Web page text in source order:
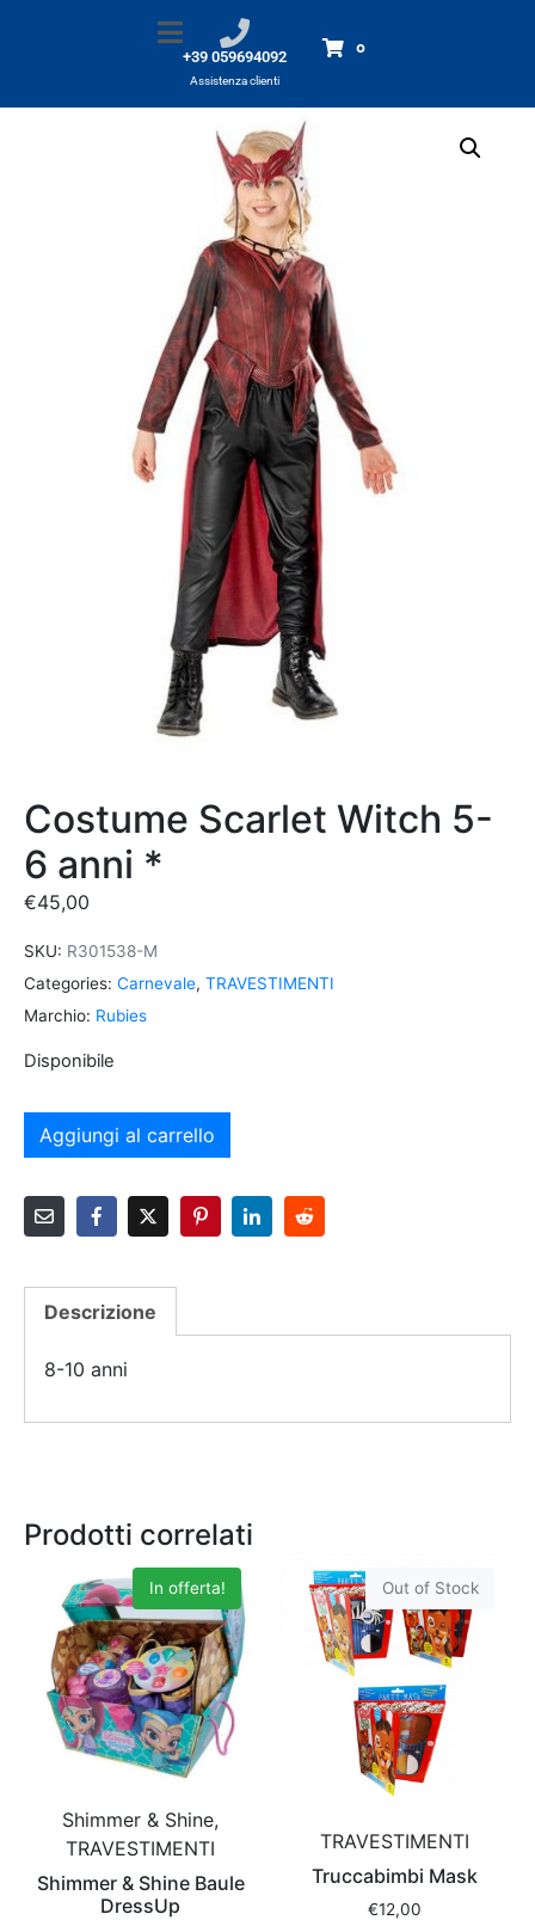
+39 059694092
Assistenza clienti
0
Prodotti Costume Scarlet Witch 5-6 anni *
Costume Scarlet Witch 5-
6 anni *
€45,00
SKU: R301538-M
Categories: Carnevale, TRAVESTIMENTI
Marchio: Rubies
Disponibile
Aggiungi al carrello
Descrizione
8-10 anni
Prodotti correlati
In offerta!
Shimmer & Shine,
TRAVESTIMENTI
Shimmer & Shine Baule
DressUp
Out of Stock
TRAVESTIMENTI
Truccabimbi Mask
€12,00